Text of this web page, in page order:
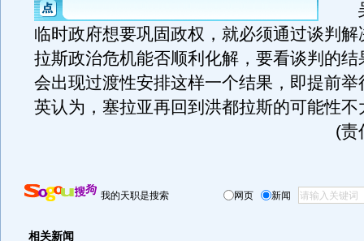
吴
临时政府想要巩固政权，就必须通过谈判解
拉斯政治危机能否顺利化解，要看谈判的结
会出现过渡性安排这样一个结果，即提前举
英认为，塞拉亚再回到洪都拉斯的可能性
(责
我的天职是搜索 网页 新闻
相关新闻